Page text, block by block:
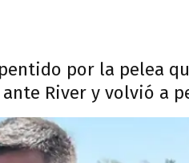
por la pelea
River y volvió a